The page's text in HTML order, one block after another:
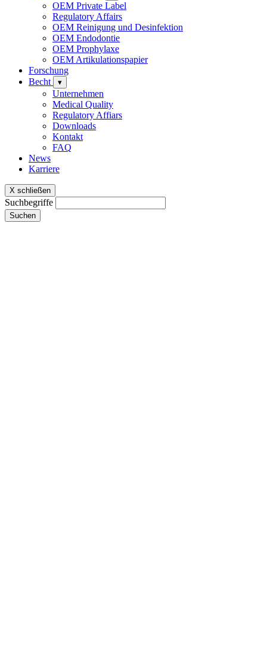
OEM Private Label
Regulatory Affairs
OEM Reinigung und Desinfektion
OEM Endodontie
OEM Prophylaxe
OEM Artikulationspapier
Forschung
Becht
▾
Unternehmen
Medical Quality
Regulatory Affiars
Downloads
Kontakt
FAQ
News
Karriere
X schließen
Suchbegriffe
Suchen